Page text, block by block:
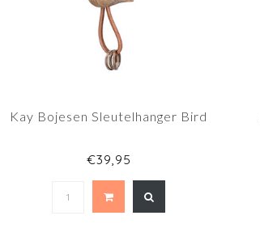
Kay Bojesen Sleutelhanger Bird
€39,95